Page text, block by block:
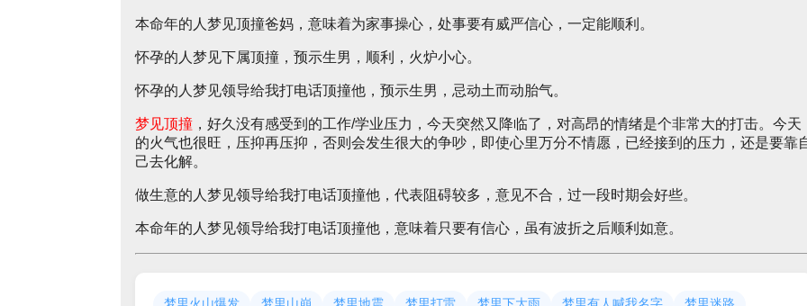
本命年的人梦见顶撞爸妈，意味着为家事操心，处事要有威严信心，一定能顺利。
怀孕的人梦见下属顶撞，预示生男，顺利，火炉小心。
怀孕的人梦见领导给我打电话顶撞他，预示生男，忌动土而动胎气。
梦见顶撞 ，好久没有感受到的工作/学业压力，今天突然又降临了，对高昂的情绪是个非常大的打击。今天
的火气也很旺，压抑再压抑，否则会发生很大的争吵，即使心里万分不情愿，已经接到的压力，还是要靠
己去化解。
做生意的人梦见领导给我打电话顶撞他，代表阻碍较多，意见不合，过一段时期会好些。
本命年的人梦见领导给我打电话顶撞他，意味着只要有信心，虽有波折之后顺利如意。